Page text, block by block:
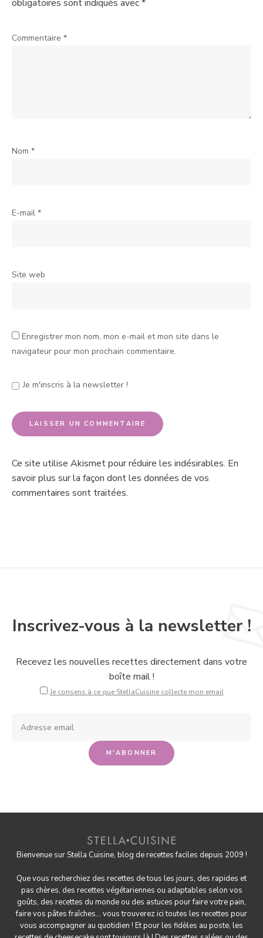
obligatoires sont indiqués avec*
Commentaire *
Nom *
E-mail *
Site web
Enregistrer mon nom, mon e-mail et mon site dans le
navigateur pour mon prochain commentaire.
Je m'inscris à la newsletter !
Ce site utilise Akismet pour réduire les indésirables. En
savoir plus sur la façon dont les données de vos
commentaires sont traitées.
Inscrivez-vous à la newsletter !
Recevez les nouvelles recettes directement dans votre
boîte mail !
Je consens à ce que StellaCuisine collecte mon email
Bienvenue sur Stella Cuisine, blog de recettes faciles depuis 2009 !
Que vous recherchiez des recettes de tous les jours, des rapides et
pas chères, des recettes végétariennes ou adaptables selon vos
goûts, des recettes du monde ou des astuces pourfaire votre pain,
fairevos pâtes fraîches... vous trouverez ici toutes les recettes pour
vous accompagner au quotidien ! Et pour les fidèles au poste, les